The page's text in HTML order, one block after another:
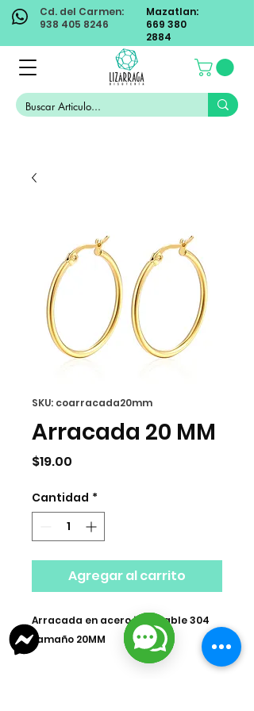
Cd. del Carmen:
938 405 8246
Mazatlan:
669 380
2884
SKU: coarracada20mm
Arracada 20 MM
$19.00
Cantidad *
Agregar al carrito
Arracada en acero inoxidable 304
tamaño 20MM